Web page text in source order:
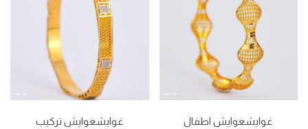
غوايشغوايش اطفال غوايشغوايش تركيب